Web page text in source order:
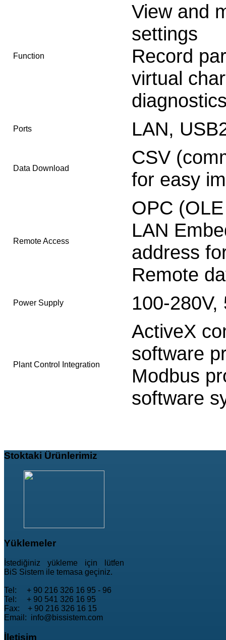
Function
View and
settings
Record
virtual
Ports LAN,
Data Download
CSV
for easy
Remote Access
OPC
LAN
address
Remote
Power Supply 100-280V,
Plant Control Integration
ActiveX
software
Modbus
software
Stoktaki Ürünlerimiz
Yüklemeler
İstediğiniz yükleme için lütfen
BiS Sistem ile temasa geçiniz.
Tel: + 90 216 326 16 95 - 96
Tel: + 90 541 326 16 95
Fax: + 90 216 326 16 15
Email: info@bissistem.com
İletişim